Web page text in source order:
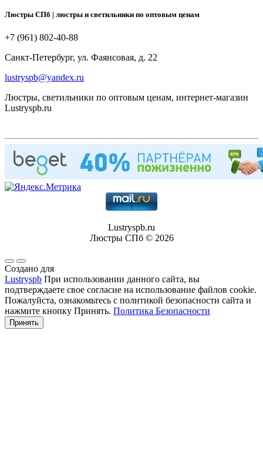
Люстры СПб | люстры и светильники по оптовым ценам
+7 (961) 802-40-88
Санкт-Петербург, ул. Фаянсовая, д. 22
lustryspb@yandex.ru
Люстры, светильники по оптовым ценам, интернет-магазин
Lustryspb.ru
Lustryspb.ru
Люстры СПб © 2026
Создано для
Lustryspb При использовании данного сайта, вы
подтверждаете свое согласие на использование файлов cookie.
Пожалуйста, ознакомьтесь с политикой безопасности сайта и
нажмите кнопку Принять. Политика Безопасности
Принять